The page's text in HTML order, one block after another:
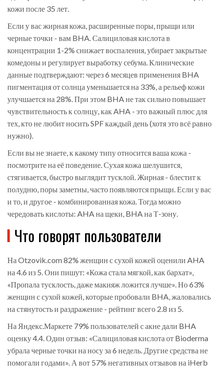
кожи после 35 лет.
Если у вас жирная кожа, расширенные поры, прыщи или
черные точки - вам BHA. Салициловая кислота в
концентрации 1-2% снижает воспаления, убирает закрытые
комедоны и регулирует выработку себума. Клинические
данные подтверждают: через 6 месяцев применения BHA
пигментация от солнца уменьшается на 33%, а рельеф кожи
улучшается на 28%. При этом BHA не так сильно повышает
чувствительность к солнцу, как AHA - это важный плюс для
тех, кто не любит носить SPF каждый день (хотя это всё равно
нужно).
Если вы не знаете, к какому типу относится ваша кожа -
посмотрите на её поведение. Сухая кожа шелушится,
стягивается, быстро выглядит тусклой. Жирная - блестит к
полудню, поры заметны, часто появляются прыщи. Если у вас
и то, и другое - комбинированная кожа. Тогда можно
чередовать кислоты: AHA на щеки, BHA на Т-зону.
Что говорят пользователи
На Otzovik.com 82% женщин с сухой кожей оценили AHA
на 4.6 из 5. Они пишут: «Кожа стала мягкой, как бархат»,
«Пропала тусклость, даже макияж ложится лучше». Но 63%
женщин с сухой кожей, которые пробовали BHA, жаловались
на стянутость и раздражение - рейтинг всего 2.8 из 5.
На Яндекс.Маркете 79% пользователей с акне дали BHA
оценку 4.4. Один отзыв: «Салициловая кислота от Bioderma
убрала черные точки на носу за 6 недель. Другие средства не
помогали годами». А вот 57% негативных отзывов на iHerb